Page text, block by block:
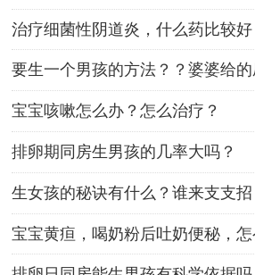
治疗细菌性阴道炎，什么药比较好
要生一个男孩的方法？？婆婆给
宝宝咳嗽怎么办？怎么治疗？
排卵期同房生男孩的几率大吗？
生女孩的秘诀有什么？谁来支支招
宝宝黄疸，喝奶粉后吐奶便秘，怎